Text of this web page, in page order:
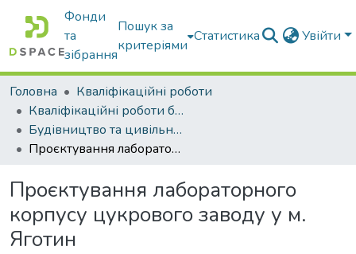
Фонди
та
зібрання
Пошук за
критеріями
Статистика Увійти
Головна
Кваліфікаційні роботи
Кваліфікаційні роботи бакалаврів
Будівництво та цивільна інженерія
Проєктування лабораторного корпусу цукрового заводу у м. Яготин
Проєктування лабораторного
корпусу цукрового заводу у м.
Яготин